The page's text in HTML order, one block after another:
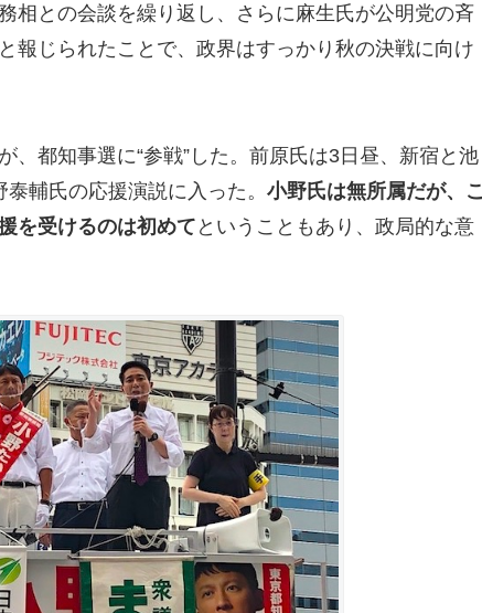
相との会談を繰り返し、さらに麻生氏が公明党の斉
報じられたことで、政界はすっかり秋の決戦に向け
、都知事選に“参戦”した。前原氏は3日昼、新宿と池
輔氏の応援演説に入った。 小野氏は無所属だが、こ
を受けるのは初めて ということもあり、政局的な意